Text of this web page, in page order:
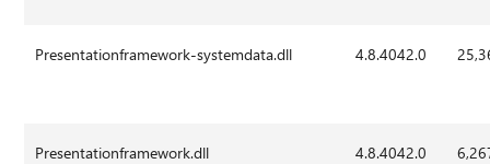
Presentationframework-systemdata.dll 4.8.4042.0
Presentationframework.dll 4.8.4042.0